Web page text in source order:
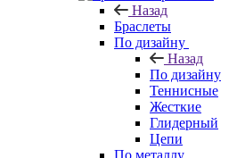
Назад
Браслеты
По дизайну
Назад
По дизайну
Теннисные
Жесткие
Глидерный
Цепи
По металлу